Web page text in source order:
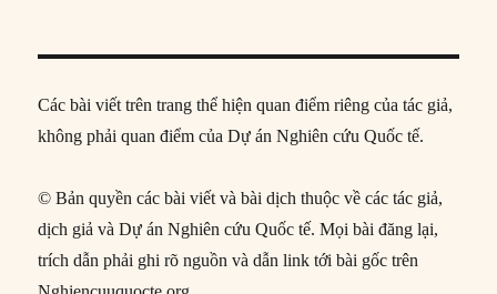
Các bài viết trên trang thể hiện quan điểm riêng của tác giả,
không phải quan điểm của Dự án Nghiên cứu Quốc tế.
© Bản quyền các bài viết và bài dịch thuộc về các tác giả,
dịch giả và Dự án Nghiên cứu Quốc tế. Mọi bài đăng lại,
trích dẫn phải ghi rõ nguồn và dẫn link tới bài gốc trên